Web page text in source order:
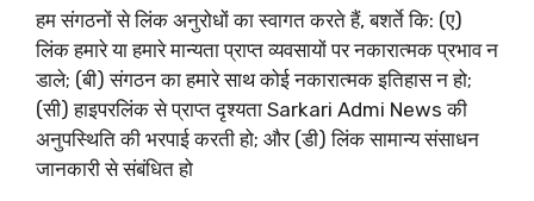
हम संगठनों से लिंक अनुरोधों का स्वागत करते हैं, बशर्ते कि: (ए)
लिंक हमारे या हमारे मान्यता प्राप्त व्यवसायों पर नकारात्मक प्रभाव न
डाले; (बी) संगठन का हमारे साथ कोई नकारात्मक इतिहास न हो;
(सी) हाइपरलिंक से प्राप्त दृश्यता Sarkari Admi News की
अनुपस्थिति की भरपाई करती हो; और (डी) लिंक सामान्य संसाधन
जानकारी से संबंधित हो